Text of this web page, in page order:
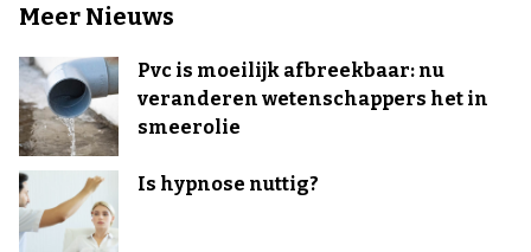
Meer Nieuws
Pvc is moeilijk afbreekbaar: nu
veranderen wetenschappers het in
smeerolie
Is hypnose nuttig?